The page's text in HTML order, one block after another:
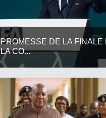
PROMESSE DE LA FINALE
LA CO...